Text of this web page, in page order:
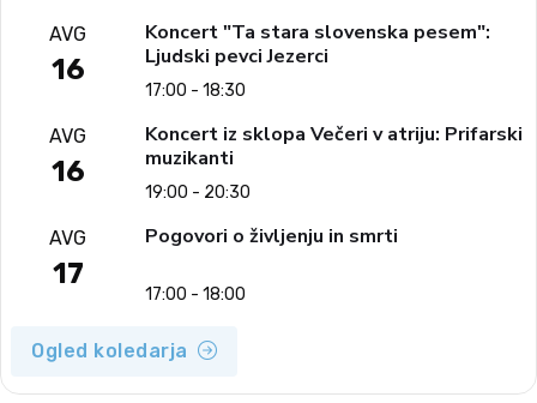
AVG
16
Koncert "Ta stara slovenska pesem":
Ljudski pevci Jezerci
17:00 - 18:30
AVG
16
Koncert iz sklopa Večeri v atriju: Prifarski
muzikanti
19:00 - 20:30
AVG
17
Pogovori o življenju in smrti
17:00 - 18:00
Ogled koledarja